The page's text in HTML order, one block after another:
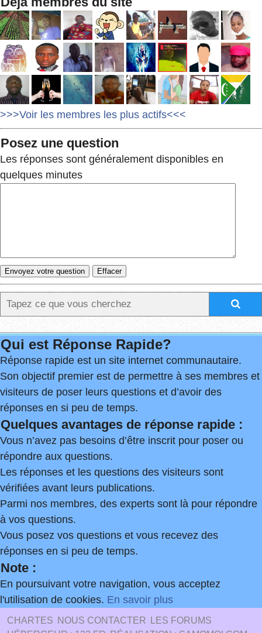
>>>Voir les membres les plus actifs<<<
Posez une question
Les réponses sont généralement disponibles en
quelques minutes
Qui est Réponse Rapide?
Réponse rapide est un site internet communautaire.
Son objectif premier est de permettre à ses membres et
visiteurs de poser leurs questions et d’avoir des
réponses en si peu de temps.
Quelques avantages de réponse rapide :
Vous n’avez pas besoins d’être inscrit pour poser ou
répondre aux questions.
Les réponses et les questions des visiteurs sont
vérifiées avant leurs publications.
Parmi nos membres, des experts sont là pour répondre
à vos questions.
Vous posez vos questions et vous recevez des
réponses en si peu de temps.
Note :
En poursuivant votre navigation, vous acceptez
l'utilisation de cookies. En savoir plus
CHARTES NOUS CONTACTER
LES FORUMS